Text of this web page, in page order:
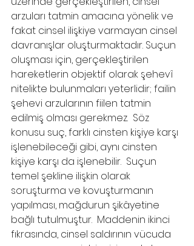
arzuları tatmin amacına yönelik ve
fakat cinsel ilişkiye varmayan cinsel
davranışlar oluşturmaktadır. Suçun
oluşması için, gerçekleştirilen
hareketlerin objektif olarak şehevî
nitelikte bulunmaları yeterlidir; failin
şehevi arzularının fiilen tatmin
edilmiş olması gerekmez.  Söz
konusu suç, farklı cinsten kişiye karşı
işlenebileceği gibi, aynı cinsten
kişiye karşı da işlenebilir.  Suçun
temel şekline ilişkin olarak
soruşturma ve kovuşturmanın
yapılması, mağdurun şikâyetine
bağlı tutulmuştur.  Maddenin ikinci
fıkrasında, cinsel saldırının vücuda